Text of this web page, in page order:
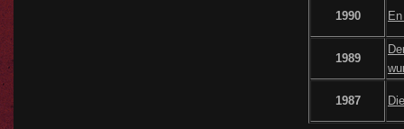
1990
1989
1987